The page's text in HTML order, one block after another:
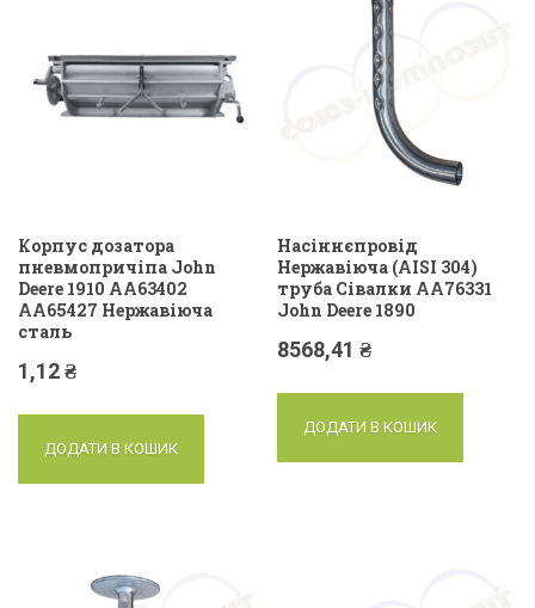
Корпус дозатора
пневмопричіпа John
Deere 1910 AA63402
AA65427 Нержавіюча
сталь
1,12₴
ДОДАТИ В КОШИК
Насіннєпровід
Нержавіюча (AISI 304)
труба Сівалки AA76331
John Deere 1890
8568,41₴
ДОДАТИ В КОШИК